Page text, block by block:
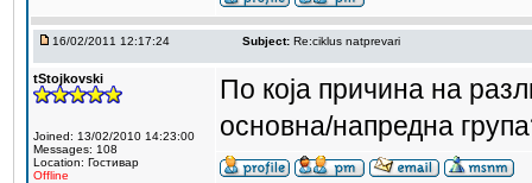
16/02/2011 12:17:24 Subject: Re:ciklus natprevari
tStojkovski
Joined: 13/02/2010 14:23:00
Messages: 108
Location: Гостивар
Offline
По која причина на
основна/напредна